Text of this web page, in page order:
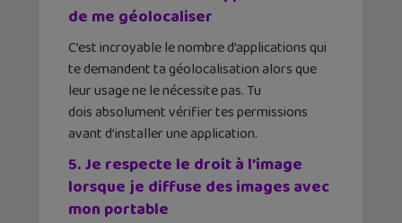
de me géolocaliser
C’est incroyable le nombre d’applications qui
te demandent ta géolocalisation alors que
leur usage ne le nécessite pas. Tu
dois absolument vérifier tes permissions
avant d’installer une application.
5. Je respecte le droit à l’image
lorsque je diffuse des images avec
mon portable